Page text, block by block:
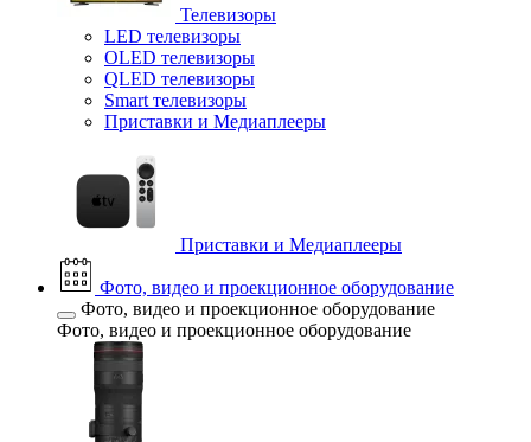
Телевизоры
LED телевизоры
OLED телевизоры
QLED телевизоры
Smart телевизоры
Приставки и Медиаплееры
Приставки и Медиаплееры
Фото, видео и проекционное оборудование
Фото, видео и проекционное оборудование
Фото, видео и проекционное оборудование